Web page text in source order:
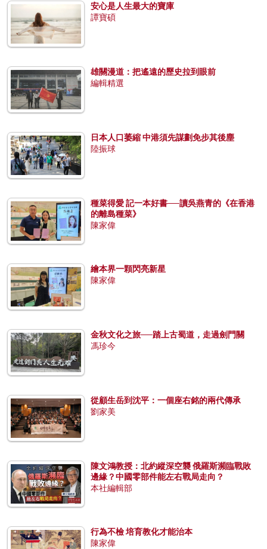
安心是人生最大的寶庫
譚寶碩
雄關漫道：把遙遠的歷史拉到眼前
編輯精選
日本人口萎縮 中港須先謀劃免步其後塵
陸振球
種菜得愛 記一本好書──讀吳燕青的《在香港
的離島種菜》
陳家偉
繪本界一顆閃亮新星
陳家偉
金秋文化之旅──踏上古蜀道，走過劍門關
馮珍今
從顧生岳到沈平：一個座右銘的兩代傳承
劉家美
陳文鴻教授：北約縱深空襲 俄羅斯瀕臨戰敗
邊緣？中國零部件能左右戰局走向？
本社編輯部
行為不檢 培育教化才能治本
陳家偉